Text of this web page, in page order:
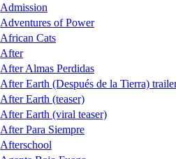
Admission
Adventures of Power
African Cats
After
After Almas Perdidas
After Earth (Después de la Tierra)
After Earth (teaser)
After Earth (viral teaser)
After Para Siempre
Afterschool